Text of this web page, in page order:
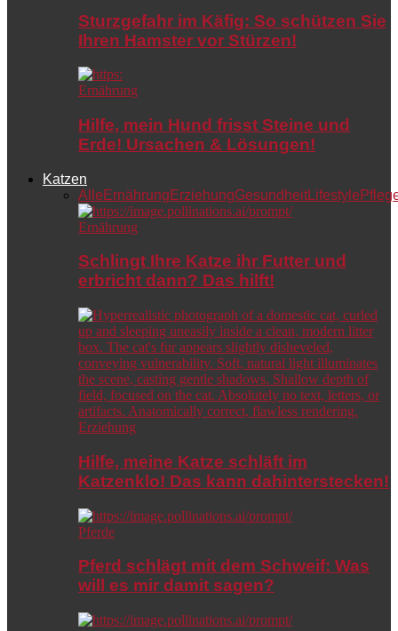
Sturzgefahr im Käfig: So schützen Sie
Ihren Hamster vor Stürzen!
Ernährung
Hilfe, mein Hund frisst Steine und
Erde! Ursachen & Lösungen!
Katzen
Alle Ernährung ErziehungGesundheitLifestyle
Ernährung
Schlingt Ihre Katze ihr Futter und
erbricht dann? Das hilft!
Erziehung
Hilfe, meine Katze schläft im
Katzenklo! Das kann dahinterstecken!
Pferde
Pferd schlägt mit dem Schweif: Was
will es mir damit sagen?